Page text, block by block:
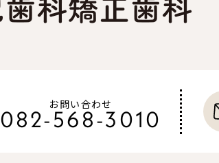
お問い合わせ
082-568-3010